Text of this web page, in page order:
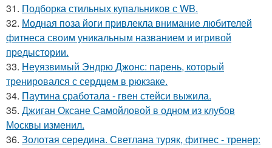
31. Подборка стильных купальников с WB.
32. Модная поза йоги привлекла внимание любителей
фитнеса своим уникальным названием и игривой
предыстории.
33. Неуязвимый Эндрю Джонс: парень, который
тренировался с сердцем в рюкзаке.
34. Паутина сработала - гвен стейси выжила.
35. Джиган Оксане Самойловой в одном из клубов
Москвы изменил.
36. Золотая середина. Светлана туряк, фитнес - тренер: